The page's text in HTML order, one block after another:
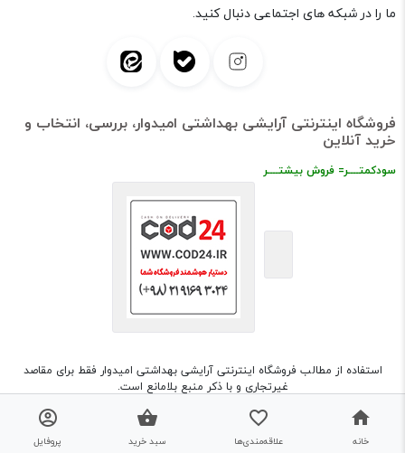
ما را در شبکه های اجتماعی دنبال کنید.
فروشگاه اینترنتی آرایشی بهداشتی امیدوار، بررسی، انتخاب و
خرید آنلاین
سودکمتــــر= فروش بیشتــــر
استفاده از مطالب فروشگاه اینترنتی آرایشی بهداشتی امیدوار فقط برای مقاصد
غیرتجاری و با ذکر منبع بلامانع است.
طراحی و اجراشرکت مهسان فراز قومس (cod24.ir)
پروفایل سبد خرید علاقه‌مندی‌ها خانه